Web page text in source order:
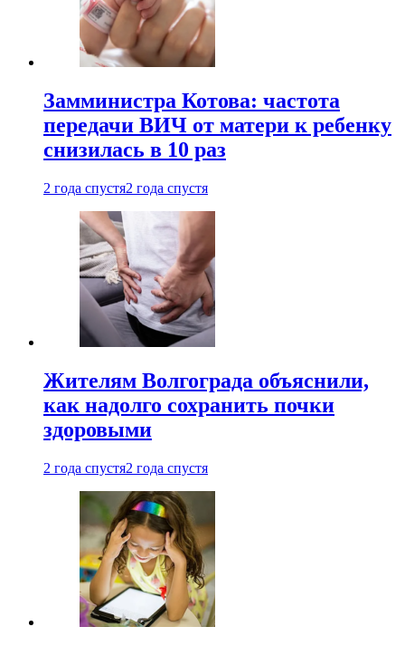
Замминистра Котова: частота
передачи ВИЧ от матери к ребенку
снизилась в 10 раз
2 года спустя2 года спустя
Жителям Волгограда объяснили,
как надолго сохранить почки
здоровыми
2 года спустя2 года спустя